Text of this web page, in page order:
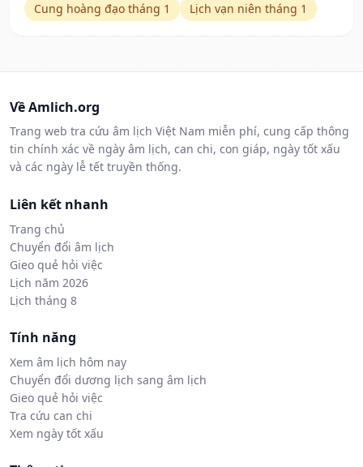
Cung hoàng đạo tháng 1
Lịch vạn niên tháng 1
Về Amlich.org
Trang web tra cứu âm lịch Việt Nam miễn phí, cung cấp thông
tin chính xác về ngày âm lịch, can chi, con giáp, ngày tốt xấu
và các ngày lễ tết truyền thống.
Liên kết nhanh
Trang chủ
Chuyển đổi âm lịch
Gieo quẻ hỏi việc
Lịch năm 2026
Lịch tháng 8
Tính năng
Xem âm lịch hôm nay
Chuyển đổi dương lịch sang âm lịch
Gieo quẻ hỏi việc
Tra cứu can chi
Xem ngày tốt xấu